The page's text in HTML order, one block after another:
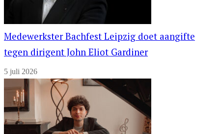
Medewerkster Bachfest Leipzig doet aangifte
tegen dirigent John Eliot Gardiner
5 juli 2026